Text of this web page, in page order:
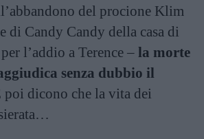
del procione Klim
di Candy Candy della casa di
l’addio a Terence – la morte
senza dubbio il
poi dicono che la vita dei